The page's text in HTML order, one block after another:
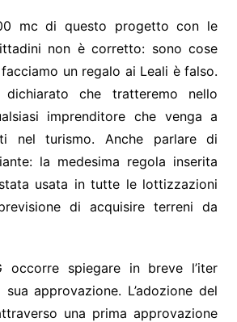
mc di questo progetto con le
non è corretto: sono cose
un regalo ai Leali è falso.
dichiarato che tratteremo nello
imprenditore che venga a
nel turismo. Anche parlare di
la medesima regola inserita
usata in tutte le lottizzazioni
di acquisire terreni da
occorre spiegare in breve l’iter
approvazione. L’adozione del
una prima approvazione